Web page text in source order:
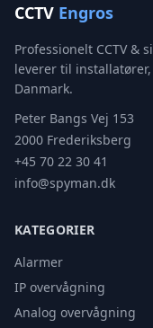
CCTV Engros
Professionelt CCTV &
leverer til
Danmark.
Peter Bangs Vej 153
2000 Frederiksberg
+45 70 22 30 41
info@spyman.dk
KATEGORIER
Alarmer
IP overvågning
Analog overvågning